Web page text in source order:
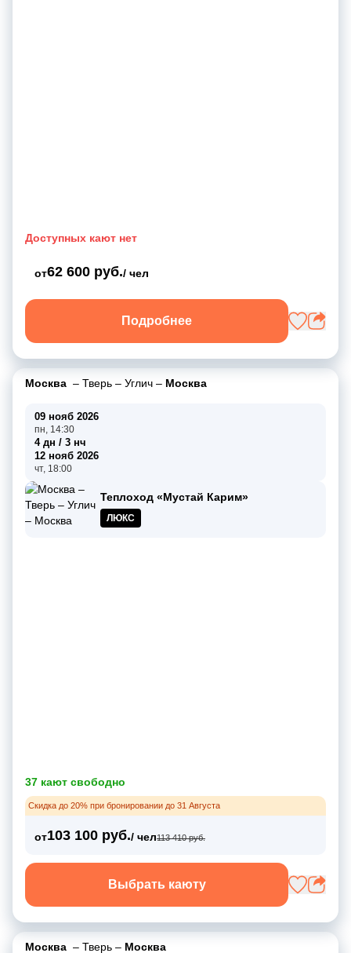
Доступных кают нет
от62 600 руб./ чел
Подробнее
Москва – Тверь – Углич – Москва
09 нояб 2026
пн, 14:30
4 дн / 3 нч
12 нояб 2026
чт, 18:00
Теплоход «Мустай Карим»
ЛЮКС
37 кают свободно
Скидка до 20% при бронировании до 31 Августа
от103 100 руб./ чел113 410 руб.
Выбрать каюту
Москва – Тверь – Москва